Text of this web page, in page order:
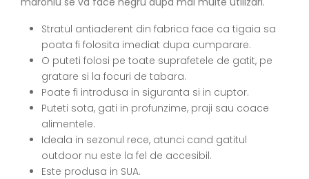
Stratul antiaderent din fabrica face ca tigaia sa
poata fi folosita imediat dupa cumparare.
O puteti folosi pe toate suprafetele de gatit, pe
gratare si la focuri de tabara.
Poate fi introdusa in siguranta si in cuptor.
Puteti sota, gati in profunzime, praji sau coace
alimentele.
Ideala in sezonul rece, atunci cand gatitul
outdoor nu este la fel de accesibil.
Este produsa in SUA.